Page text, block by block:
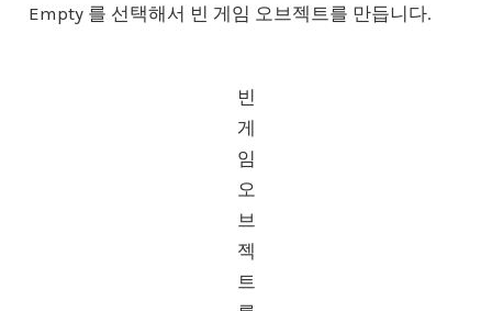
Empty 를 선택해서 빈 게임 오브젝트를 만듭니다.
빈
게
임
오
브
젝
트